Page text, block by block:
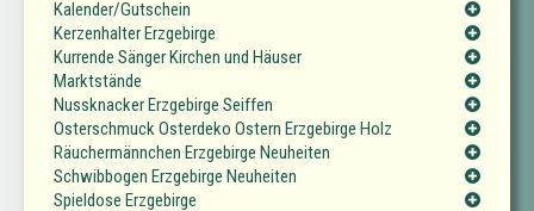
Kalender/Gutschein
Kerzenhalter Erzgebirge
Kurrende Sänger Kirchen und Häuser
Marktstände
Nussknacker Erzgebirge Seiffen
Osterschmuck Osterdeko Ostern Erzgebirge Holz
Räuchermännchen Erzgebirge Neuheiten
Schwibbogen Erzgebirge Neuheiten
Spieldose Erzgebirge